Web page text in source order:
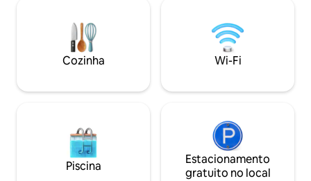
forma de coração na cama (um sinal de
Feliz Aniversário pode ser adicionado) e
por 175€ vem com uma boa garrafa de
champanhe e morangos! 🌹🥂🍓
Cozinha Wi-Fi
Piscina
Estacionamento
gratuito no local